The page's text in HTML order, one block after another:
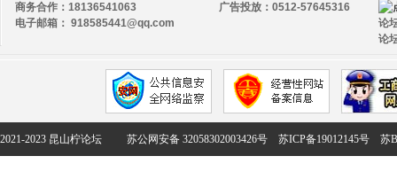
商务合作：18136541063
电子邮箱： 918585441@qq.com
论
论
广告投放：0512-57645316
2021-2023 昆山柠论坛 苏公网安备 32058302003426号 苏ICP备19012145号 苏